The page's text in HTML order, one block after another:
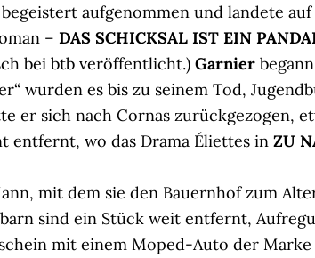
aufgenommen und landete
– DAS SCHICKSAL IST EIN
bei btb veröffentlicht.) Garnier
wurden es bis zu seinem Tod,
er sich nach Cornas zurückgezogen,
entfernt, wo das Drama Éliettes in ZU
mit dem sie den Bauernhof zum
sind ein Stück weit entfernt,
mit einem Moped-Auto der Marke